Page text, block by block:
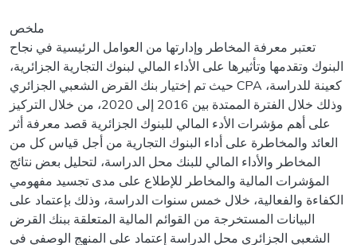
ملخص
تعتبر معرفة المخاطر وإدارتها من العوامل الرئيسية في نجاح
البنوك وتقدمها وتأثيرها على الأداء المالي لبنوك التجارية الجزائرية،
حيث تم إختيار بنك القرض الشعبي الجزائري CPA كعينة للدراسة،
وذلك خلال الفترة الممتدة بين 2016 إلى 2020، من خلال التركيز
على أهم مؤشرات الأدء المالي للبنوك الجزائرية قصد معرفة أثر
العائد والمخاطرة على أداء البنوك التجارية من أجل قياس كل من
المخاطر والأداء المالي للبنك محل الدراسة، لتحليل بعض نتائج
المؤشرات المالية والمخاطر للإطلاع على مدى تجسيد مفهومي
الكفاءة والفعالية، خلال خمس سنوات الدراسة، وذلك بإعتماد على
البيانات المستخرجة من القوائم المالية المتعلقة ببنك القرض
الشعبي الجزائري محل الدراسة إعتماد على المنهج الوصفي في